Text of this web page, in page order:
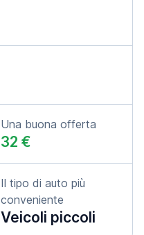
Una buona offerta
32 €
Il tipo di auto più
conveniente
Veicoli piccoli